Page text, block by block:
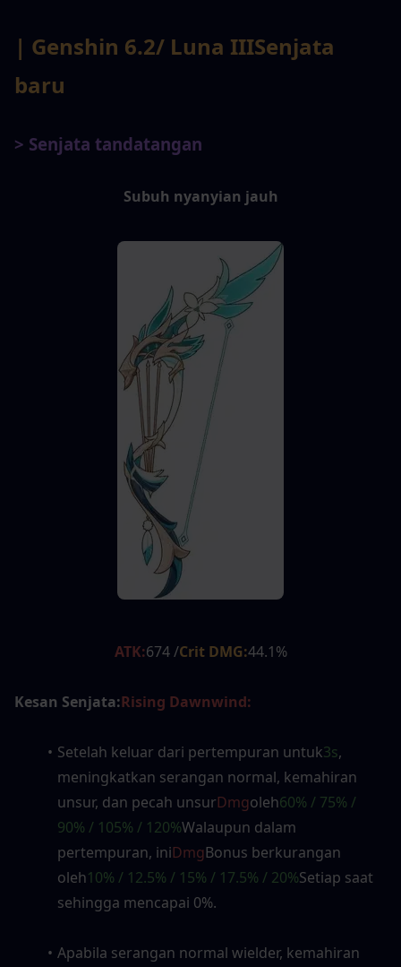
| Genshin 6.2/ Luna IIISenjata
baru
> Senjata tandatangan
Subuh nyanyian jauh
ATK:674 /Crit DMG:44.1%
Kesan Senjata:Rising Dawnwind:
Setelah keluar dari pertempuran untuk3s,
meningkatkan serangan normal, kemahiran
unsur, dan pecah unsurDmgoleh60% / 75% /
90% / 105% / 120%Walaupun dalam
pertempuran, iniDmgBonus berkurangan
oleh10% / 12.5% ​​/ 15% / 17.5% / 20%Setiap saat
sehingga mencapai 0%.
Apabila serangan normal wielder, kemahiran